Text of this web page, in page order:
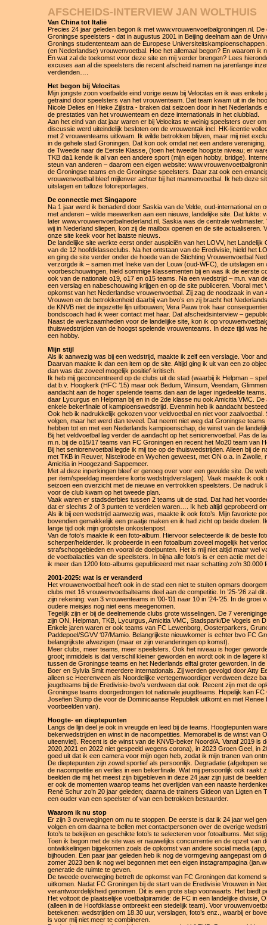
AFSCHEIDS-INTERVIEW JAN WOLTHUIS
Van China tot Italië
Precies 24 jaar geleden begon ik met www.vrouwenvoetbalgroningen.nl.
Groningse speelsters - dat in augustus 2001 in Beijing deelnam aan de
Gronings studententeam aan de Europese
(en Nederlandse) vrouwenvoetbal. Hoe het allemaal begon? En waarom
En wat zal de toekomst voor deze site en mij verder brengen? Lees
excuses aan al die speelsters die recent afscheid namen na jarenlange
verdienden….
Het begon bij Velocitas
Mijn jongste zoon voetbalde eind vorige eeuw bij Velocitas en ik was
getraind door speelsters van het vrouwenteam. Dat team kwam uit in de
Nicole Delies en Hieke Zijlstra - braken dat seizoen door in het
de prestaties van het vrouwenteam en deze internationals in het clubblad.
Aan het eind van dat jaar waren er bij Velocitas te weinig speelsters over
discussie werd uiteindelijk besloten om de vrouwentak incl. HK-licentie
met 2 vrouwenteams uitkwam. Ik wilde betrokken blijven, maar mij niet
in de gehele stad Groningen. Dat kon ook omdat net een andere
de Tweede naar de Eerste Klasse, (toen het tweede hoogste niveau; er
TKB da1 kende ik al van een andere sport (mijn eigen hobby, bridge).
steun van anderen – daarom een eigen website:
de Groningse teams en de Groningse speelsters. Daar zat ook een
vrouwenvoetbal bleef mijlenver achter bij het mannenvoetbal. Ik heb deze
uitslagen en talloze fotoreportages.
De connectie met Singapore
Na 1 jaar werd ik benaderd door Saskia van de Velde, oud-international en
met anderen – wilde meewerken aan een nieuwe, landelijke site. Dat
later www.vrouwenvoetbalnederland.nl. Saskia was de centrale
wij in Nederland sliepen, kon zij de mailbox openen en de site actualiseren.
onze site keek voor het laatste nieuws.
De landelijke site werkte eerst onder auspiciën van het LOVV, het
van de 12 hoofdklasseclubs. Na het ontstaan van de Eredivisie, hield het
en ging de site verder onder de hoede van de Stichting Vrouwenvoetbal
verzorgde ik – samen met Ineke van der Louw (oud-WFC), de uitslagen
voorbeschouwingen, hield sommige klassementen bij en was ik de eerste
ook van de nationale o19, o17 en o15 teams. Na een wedstrijd – m.n. van
een verslag en nabeschouwing krijgen en op de site publiceren. Vooral
opkomst van het Nederlandse vrouwenvoetbal. Zij zag de noodzaak in
Vrouwen en de betrokkenheid daarbij van bvo’s en zij bracht het
de KNVB niet de ingezette lijn uitbouwen; Vera Pauw trok haar
bondscoach had ik weer contact met haar. Dat afscheidsinterview –
Naast de werkzaamheden voor de landelijke site, kon ik op
thuiswedstrijden van de hoogst spelende vrouwenteams. In deze tijd was
een hobby.
Mijn stijl
Als ik aanwezig was bij een wedstrijd, maakte ik zelf een verslagje. Voor
Daarvan maakte ik dan een item op de site. Altijd ging ik uit van een zo
dan was dat zoveel mogelijk positief-kritisch.
Ik heb mij geconcentreerd op de clubs uit de stad (waarbij ik Helpman –
dat b.v. Hoogkerk (HFC ’15) maar ook Bedum, Winsum, Veendam,
aandacht aan de hoger spelende teams dan aan de lager ingedeelde
daar Lycurgus en Helpman bij en in de 2de klasse nu ook Amicitia VMC.
enkele bekerfinale of kampioenswedstrijd. Evenmin heb ik aandacht
Ook heb ik nadrukkelijk gekozen voor veldvoetbal en niet voor
volgen, maar het werd dan teveel. Dat neemt niet weg dat Groningse
hebben tot en met een Nederlands kampioenschap, de winst van de
Bij het veldvoetbal lag verder de aandacht op het seniorenvoetbal. Pas de
m.n. bij de o15/17 teams van FC Groningen en recent het Mo20 team van
Bij het seniorenvoetbal legde ik mij toe op de thuiswedstrijden. Alleen bij
met TKB in Reuver, Nistelrode en Wychen geweest, met ON o.a. in
Amicitia in Hoogezand-Sappemeer.
Met al deze inperkingen bleef er genoeg over voor een gevulde site. De
per item/speeldag meerdere korte wedstrijdverslagen). Vaak maakte ik
seizoen een overzicht met de nieuwe en vertrokken speelsters. De
voor de club kwam op het tweede plan.
Vaak waren er stadsderbies tussen 2 teams uit de stad. Dat had het
dat er slechts 2 of 3 punten te verdelen waren…. Ik heb altijd geprobeerd
Als ik bij een wedstrijd aanwezig was, maakte ik ook foto’s. Mijn favoriete
bovendien gemakkelijk een praatje maken en ik had zicht op beide doelen.
lange tijd ook mijn grootste onkostenpost.
Van de foto’s maakte ik een foto-album. Hiervoor selecteerde ik de beste
scherper/helderder. Ik probeerde in een fotoalbum zoveel mogelijk het
strafschopgebieden en vooral de doelpunten. Het is mij niet altijd maar wel
de voetbalacties van de speelsters. In bijna alle foto’s is er een actie met
ik meer dan 1200 foto-albums gepubliceerd met naar schatting zo'n 30.000
2001-2025: wat is er veranderd
Het vrouwenvoetbal heeft ook in de stad een niet te stuiten opmars
clubs met 16 vrouwenvoetbalteams deel aan de competitie. In ’25-’26 zal
zijn rekening: van 3 vrouwenteams in ’00-’01 naar 10 in ’24-’25. In de
oudere meisjes nog niet eens meegenomen.
Tegelijk zijn er bij de deelnemende clubs grote wisselingen. De 7
zijn ON, Helpman, TKB, Lycurgus, Amicitia VMC, Stadspark/De Vogels en
Enkele jaren waren er ook teams van FC Lewenborg, Oosterparkers,
Paddepoel/SGVV ‘07/Mamio. Belangrijkste nieuwkomer is echter bvo FC
belangrijkste afwezigen (maar er zijn veranderingen op komst).
Meer clubs, meer teams, meer speelsters. Ook het niveau is hoger
groot; inmiddels is dat verschil kleiner geworden en wordt ook in de lagere
tussen de Groningse teams en het Nederlands elftal groter geworden. In
Boer en Sylvia Smit meerdere internationals. Zij werden gevolgd door Atty
alleen sc Heerenveen als Noordelijke vertegenwoordiger verdween deze
jeugdteams bij de Eredivisie-bvo’s verdween dat ook. Recent zijn met de
Groningse teams doorgedrongen tot nationale jeugdteams. Hopelijk kan
Josefien Slump die voor de Dominicaanse Republiek uitkomt en met
voorbeelden van).
Hoogte- en dieptepunten
Langs de lijn deel je ook in vreugde en leed bij de teams. Hoogtepunten
bekerwedstrijden en winst in de nacompetities. Memorabel is de winst van
uiteenviel). Recent is de winst van de KNVB-beker Noord/A. Vanaf 2019 is
2020,2021 en 2022 niet gespeeld wegens corona), in 2023 Groen Geel, in
goed uit dat ik een camera voor mijn ogen heb, zodat ik mijn tranen van
De dieptepunten zijn zowel sportief als persoonlijk. Degradatie (afgelopen
de nacompetitie en verlies in een bekerfinale. Wat mij persoonlijk ook
beelden die mij het meest zijn bijgebleven in deze 24 jaar zijn juist de
er ook de momenten waarop teams het overlijden van een naaste
René Schur zo’n 20 jaar geleden; daarna de trainers Gideon van Ligten
een ouder van een speelster of van een betrokken bestuurder.
Waarom ik nu stop
Er zijn 3 overwegingen om nu te stoppen. De eerste is dat ik 24 jaar wel
volgen en om daarna te bellen met contactpersonen over de overige
foto’s te bekijken en geschikte foto’s te selecteren voor fotoalbums. Met
Toen ik begon met de site was er nauwelijks concurrentie en de opzet van
ontwikkelingen bijgekomen zoals de opkomst van andere social media
bijhouden. Een paar jaar geleden heb ik nog de vormgeving aangepast
zomer 2023 ben ik nog wel begonnen met een eigen instagrampagina
generatie de ruimte te geven.
De tweede overweging betreft de opkomst van FC Groningen dat komend
uitkomen. Nadat FC Groningen bij de start van de Eredivisie Vrouwen in
verantwoordelijkheid genomen. Dit is een grote stap voorwaarts. Het biedt
Het voltooit de plaatselijke voetbalpiramide: de FC in een landelijke divisie,
(alleen in de Hoofdklasse ontbreekt een stedelijk team). Voor
betekenen: wedstrijden om 18.30 uur, verslagen, foto’s enz., waarbij er
is voor mij niet meer te combineren.